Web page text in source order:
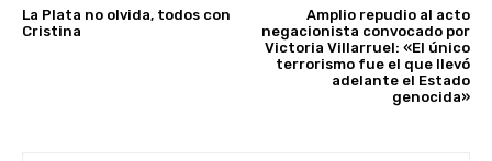
La Plata no olvida, todos con
Cristina
Amplio repudio al acto
negacionista convocado por
Victoria Villarruel: «El único
terrorismo fue el que llevó
adelante el Estado
genocida»